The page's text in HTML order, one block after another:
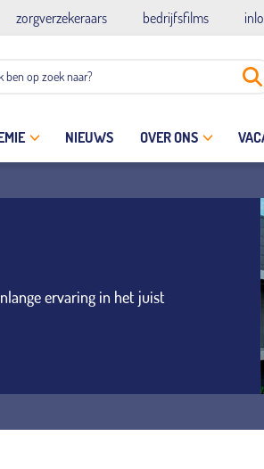
zorgverzekeraars bedrijfsfilms
NIEUWS OVER ONS
ervaring in het juist